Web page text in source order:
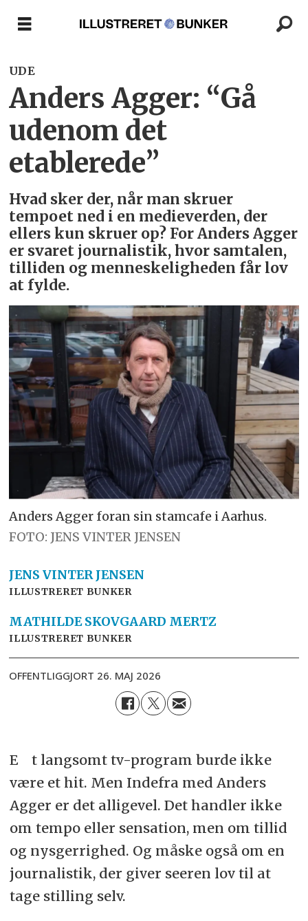
UDE
Anders Agger: “Gå
udenom det
etablerede”
Hvad sker der, når man skruer
tempoet ned i en medieverden, der
ellers kun skruer op? For Anders Agger
er svaret journalistik, hvor samtalen,
tilliden og menneskeligheden får lov
at fylde.
Anders Agger foran sin stamcafe i Aarhus.
FOTO: JENS VINTER JENSEN
JENS VINTER JENSEN
ILLUSTRERET BUNKER
MATHILDE SKOVGAARD MERTZ
ILLUSTRERET BUNKER
OFFENTLIGGJORT 26. MAJ 2026
Et langsomt tv-program burde ikke
være et hit. Men Indefra med Anders
Agger er det alligevel. Det handler ikke
om tempo eller sensation, men om tillid
og nysgerrighed. Og måske også om en
journalistik, der giver seeren lov til at
tage stilling selv.